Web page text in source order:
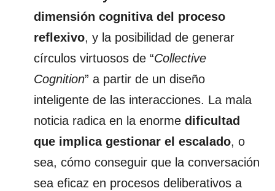
dimensión cognitiva del proceso
reflexivo, y la posibilidad de generar
círculos virtuosos de “Collective
Cognition” a partir de un diseño
inteligente de las interacciones. La mala
noticia radica en la enorme dificultad
que implica gestionar el escalado, o
sea, cómo conseguir que la conversación
sea eficaz en procesos deliberativos a